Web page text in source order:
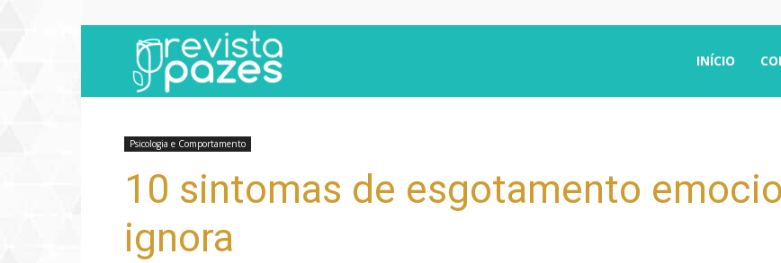
INÍCIO
Psicologia e Comportamento
10 sintomas de esgotamento
ignora